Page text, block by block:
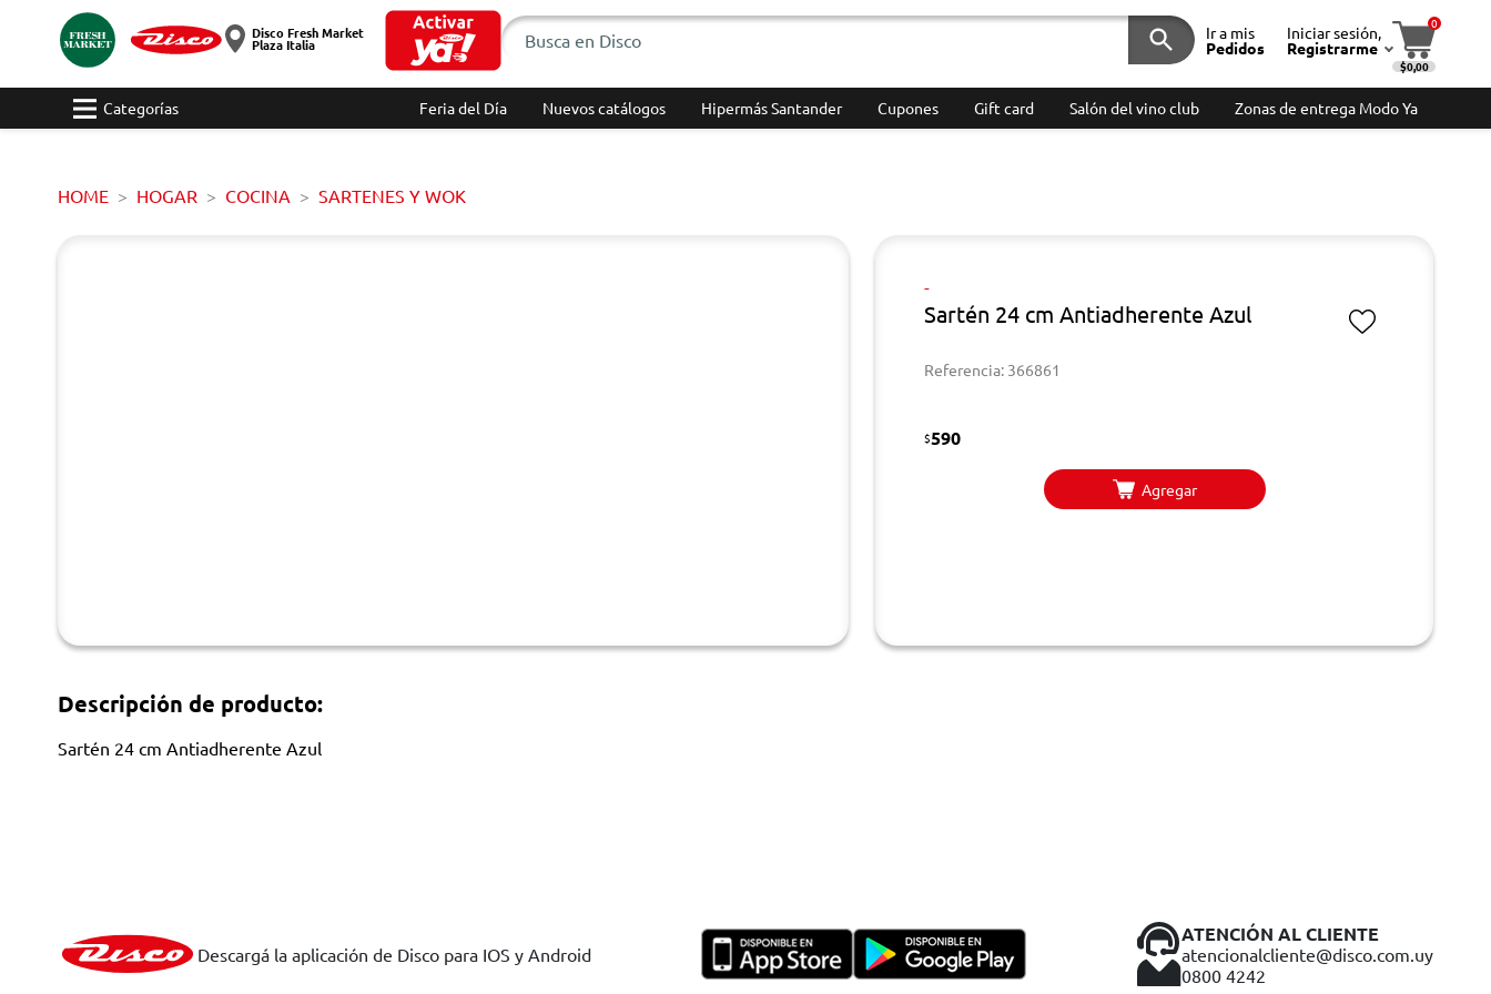
Disco Fresh Market
Plaza Italia
Ir a mis
Pedidos
Iniciar sesión,
Registrarme
0
$0,00
Categorías Feria del Día Nuevos catálogos Hipermás Santander Cupones Gift card Salón del vino club Zonas de entrega Modo Ya
HOME HOGAR COCINA SARTENES Y WOK
-
Sartén 24 cm Antiadherente Azul
Referencia: 366861
$590
Agregar
Descripción de producto:
Sartén 24 cm Antiadherente Azul
Descargá la aplicación de Disco para IOS y Android
ATENCIÓN AL CLIENTE
atencionalcliente@disco.com.uy
0800 4242